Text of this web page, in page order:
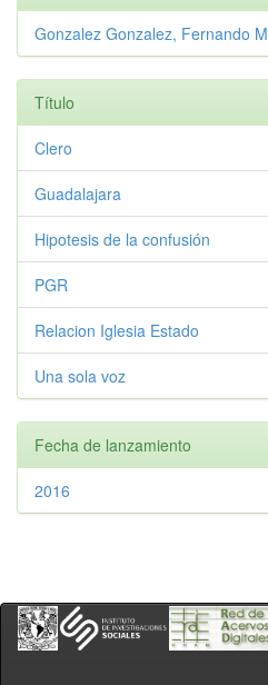
Gonzalez Gonzalez, Fernando M
Título
Clero
Guadalajara
Hipotesis de la confusión
PGR
Relacion Iglesia Estado
Una sola voz
Fecha de lanzamiento
2016